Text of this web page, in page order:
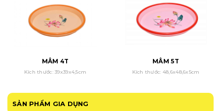
SẢN PHẨM GIA DỤNG
MÂM 4T
Kích thước: 39x39x4,5cm
MÂM 5T
Kích thước: 48,6x48,6x5cm